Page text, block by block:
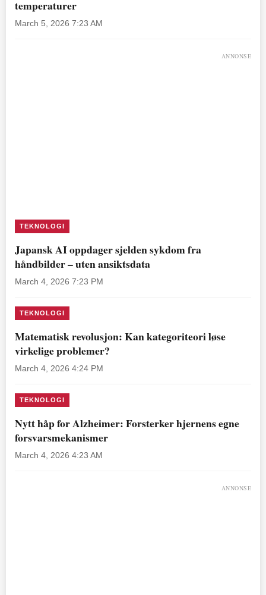
temperaturer
March 5, 2026 7:23 AM
ANNONSE
TEKNOLOGI
Japansk AI oppdager sjelden sykdom fra
håndbilder – uten ansiktsdata
March 4, 2026 7:23 PM
TEKNOLOGI
Matematisk revolusjon: Kan kategoriteori løse
virkelige problemer?
March 4, 2026 4:24 PM
TEKNOLOGI
Nytt håp for Alzheimer: Forsterker hjernens egne
forsvarsmekanismer
March 4, 2026 4:23 AM
ANNONSE